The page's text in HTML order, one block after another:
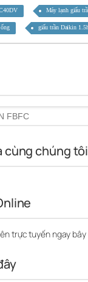
Máy lạnh giấu
giấu trần Daikin
cùng chúng
trực tuyến ngay bây